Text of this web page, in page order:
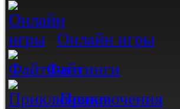
Онлайн игры
Файтинги
Приключения